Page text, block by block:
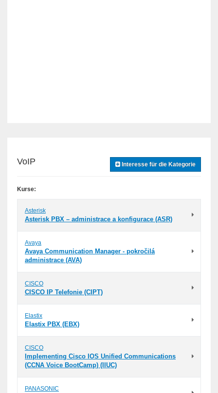
Interesse für die Kategorie
VoIP
Kurse:
Asterisk
Asterisk PBX – administrace a konfigurace (ASR)
Avaya
Avaya Communication Manager - pokročilá
administrace (AVA)
CISCO
CISCO IP Telefonie (CIPT)
Elastix
Elastix PBX (EBX)
CISCO
Implementing Cisco IOS Unified Communications
(CCNA Voice BootCamp) (IIUC)
PANASONIC